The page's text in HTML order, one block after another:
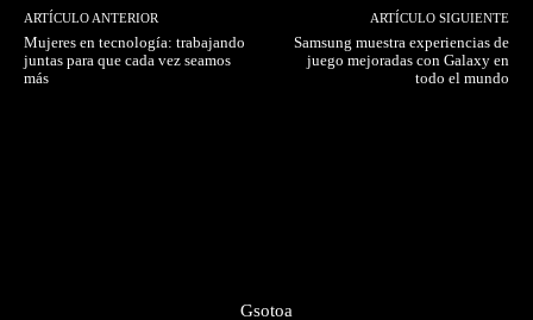
ARTÍCULO ANTERIOR
Mujeres en tecnología: trabajando
juntas para que cada vez seamos
más
ARTÍCULO SIGUIENTE
Samsung muestra experiencias de
juego mejoradas con Galaxy en
todo el mundo
Gsotoa